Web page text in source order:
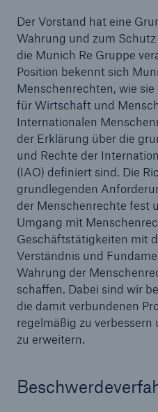
Der Vorstand hat eine
Wahrung und zum
die Munich Re Gruppe
Position bekennt sich
Menschenrechten, wie
für Wirtschaft und
Internationalen
der Erklärung über die
und Rechte der
(IAO) definiert sind. Die
grundlegenden
der Menschenrechte fest
Umgang mit
Geschäftstätigkeiten mit
Verständnis und
Wahrung der
schaffen. Dabei sind wir
die damit verbundenen
regelmäßig zu
zu erweitern.
Lösungen
Sachdeckung durch
Fakten
CLARA reduziert die
Leistungsentscheidung